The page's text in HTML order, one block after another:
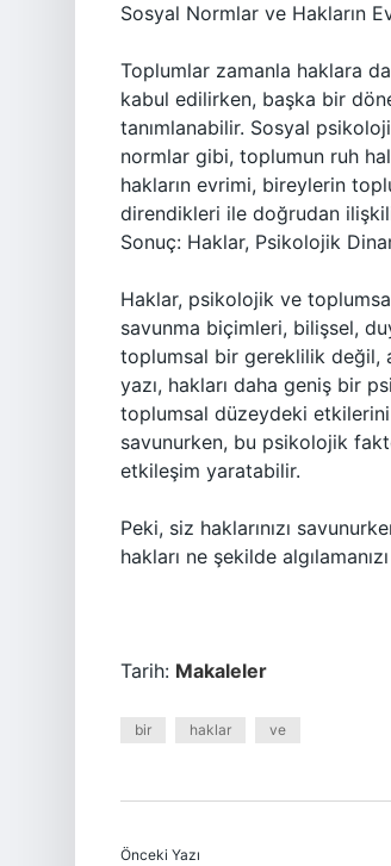
Sosyal Normlar ve Hakların
Toplumlar zamanla haklara
kabul edilirken, başka bir
tanımlanabilir. Sosyal
normlar gibi, toplumun ruh
hakların evrimi, bireylerin
direndikleri ile doğrudan
Sonuç: Haklar, Psikolojik
Haklar, psikolojik ve
savunma biçimleri, bilişsel,
toplumsal bir gereklilik değil,
yazı, hakları daha geniş bir
toplumsal düzeydeki etkilerini
savunurken, bu psikolojik
etkileşim yaratabilir.
Peki, siz haklarınızı
hakları ne şekilde
Tarih: Makaleler
bir haklar ve
Önceki Yazı